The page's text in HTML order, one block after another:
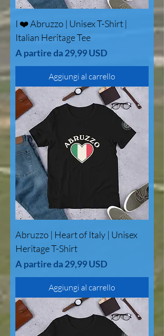
I ❤️ Abruzzo | Unisex T-Shirt |
Italian Heritage Tee
A partire da29,99 USD
Prezzo scontato
Aggiungi al carrello
Abruzzo | Heart of Italy | Unisex
Heritage T-Shirt
A partire da29,99 USD
Prezzo scontato
Aggiungi al carrello